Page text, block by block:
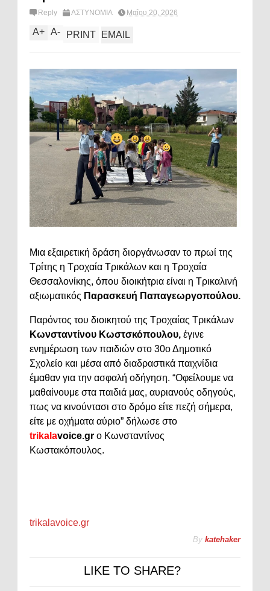
Reply ΑΣΤΥΝΟΜΙΑ Μαΐου 20, 2026
A+ A- PRINT EMAIL
Μια εξαιρετική δράση διοργάνωσαν το πρωί της
Τρίτης η Τροχαία Τρικάλων και η Τροχαία
Θεσσαλονίκης, όπου διοικήτρια είναι η Τρικαλινή
αξιωματικός Παρασκευή Παπαγεωργοπούλου.
Παρόντος του διοικητού της Τροχαίας Τρικάλων
Κωνσταντίνου Κωστσκόπουλου, έγινε
ενημέρωση των παιδιών στο 30ο Δημοτικό
Σχολείο και μέσα από διαδραστικά παιχνίδια
έμαθαν για την ασφαλή οδήγηση. “Οφείλουμε να
μαθαίνουμε στα παιδιά μας, αυριανούς οδηγούς,
πως να κινούντασι στο δρόμο είτε πεζή σήμερα,
είτε με οχήματα αύριο” δήλωσε στο
trikalavoice.gr ο Κωνσταντίνος
Κωστακόπουλος.
trikalavoice.gr
By katehaker
LIKE TO SHARE?